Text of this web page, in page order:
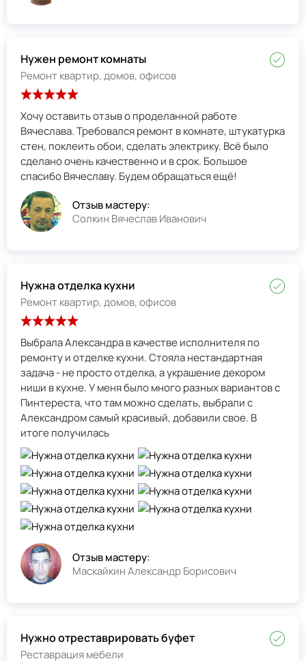
Нужен ремонт комнаты
Ремонт квартир, домов, офисов
Хочу оставить отзыв о проделанной работе
Вячеслава. Требовался ремонт в комнате, штукатурка
стен, поклеить обои, сделать электрику. Всё было
сделано очень качественно и в срок. Большое
спасибо Вячеславу. Будем обращаться ещё!
Отзыв мастеру:
Солкин Вячеслав Иванович
Нужна отделка кухни
Ремонт квартир, домов, офисов
Выбрала Александра в качестве исполнителя по
ремонту и отделке кухни. Стояла нестандартная
задача - не просто отделка, а украшение декором
ниши в кухне. У меня было много разных вариантов с
Пинтереста, что там можно сделать, выбрали с
Александром самый красивый, добавили свое. В
итоге получилась
Отзыв мастеру:
Маскайкин Александр Борисович
Нужно отреставрировать буфет
Реставрация мебели